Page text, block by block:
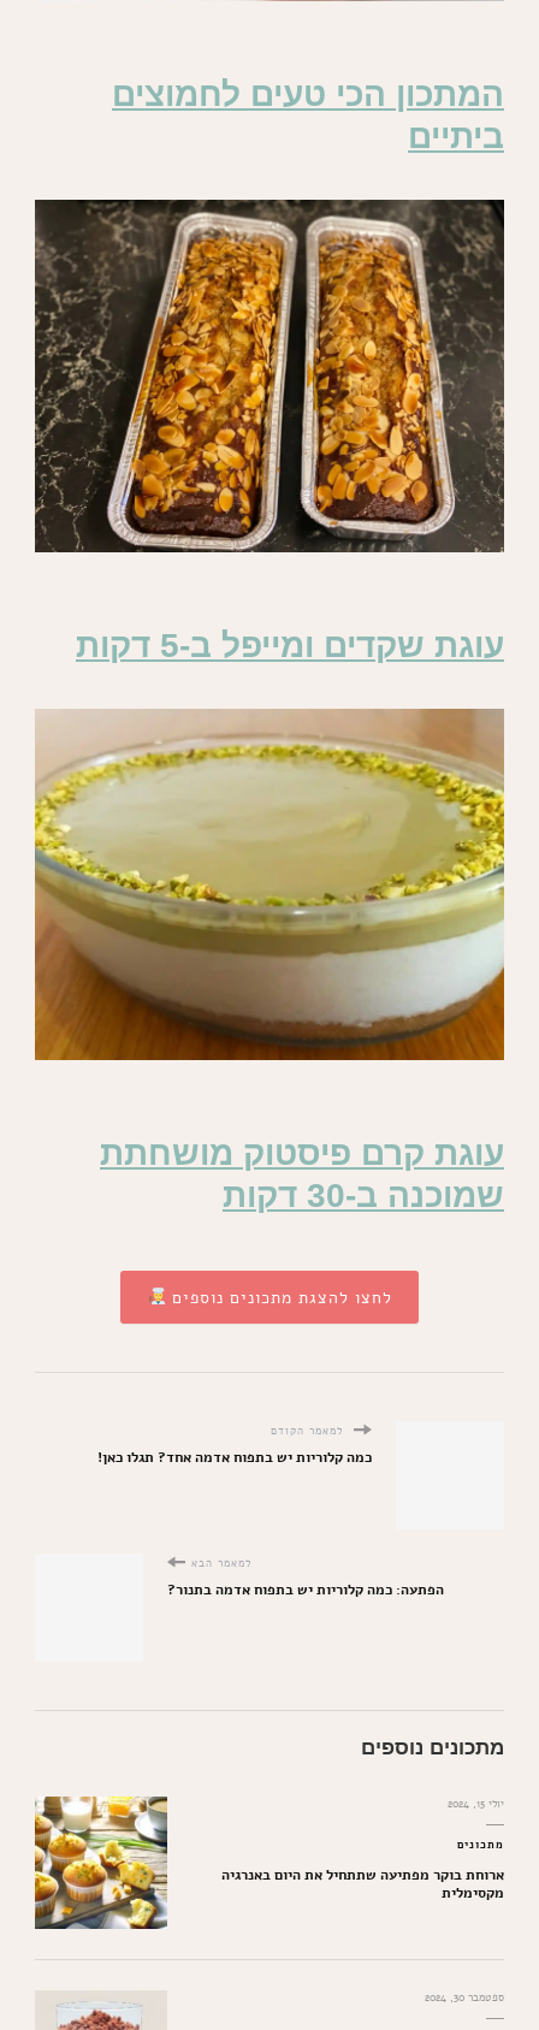
המתכון הכי טעים לחמוצים
ביתיים
עוגת שקדים ומייפל ב-5 דקות
עוגת קרם פיסטוק מושחתת
שמוכנה ב-30 דקות
לחצו להצגת מתכונים נוספים
למאמר הקודם
כמה קלוריות יש בתפוח אדמה אחד? תגלו כאן!
למאמר הבא
הפתעה: כמה קלוריות יש בתפוח אדמה בתנור?
מתכונים נוספים
יולי 15, 2024
מתכונים
ארוחת בוקר מפתיעה שתתחיל את היום באנרגיה
מקסימלית
ספטמבר 30, 2024